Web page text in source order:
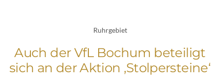
Ruhrgebiet
Auch der VfL Bochum beteiligt
sich an der Aktion ‚Stolpersteine‘